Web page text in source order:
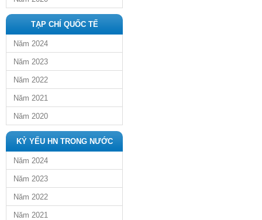
TẠP CHÍ QUỐC TẾ
Năm 2024
Năm 2023
Năm 2022
Năm 2021
Năm 2020
KỶ YẾU HN TRONG NƯỚC
Năm 2024
Năm 2023
Năm 2022
Năm 2021